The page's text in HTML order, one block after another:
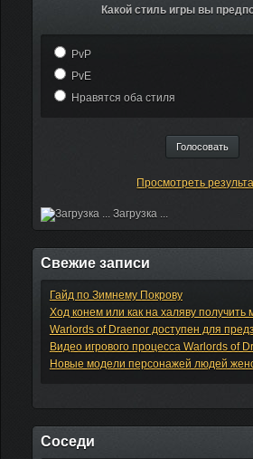
Какой стиль игры вы
PvP
PvE
Нравятся оба стиля
Просмотреть
Загрузка ...
Свежие записи
Гайд по Зимнему Покрову
Ход конем или как на халяву получить
Warlords of Draenor доступен для
Видео игрового процесса Warlords of
Новые модели персонажей людей
Соседи